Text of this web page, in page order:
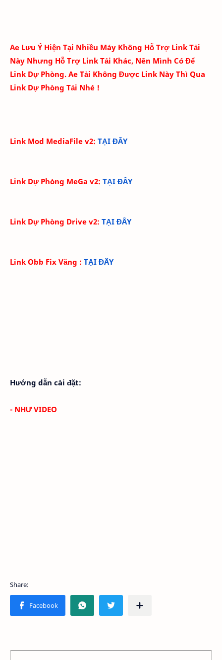
Ae Lưu Ý Hiện Tại Nhiều Máy Không Hỗ Trợ Link Tải
Này Nhưng Hỗ Trợ Link Tải Khác, Nên Mình Có Để
Link Dự Phòng. Ae Tải Không Được Link Này Thì Qua
Link Dự Phòng Tải Nhé !
Link Mod MediaFile v2: TẠI ĐÂY
Link Dự Phòng MeGa v2: TẠI ĐÂY
Link Dự Phòng Drive v2: TẠI ĐÂY
Link Obb Fix Văng : TẠI ĐÂY
Hướng dẫn cài đặt:
- NHƯ VIDEO